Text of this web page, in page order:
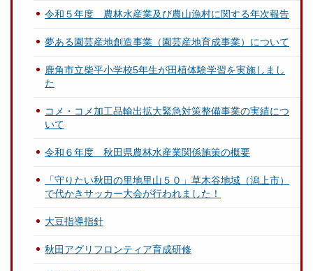
令和５年度 農林水産業及び農山漁村に関する年次報告
夢ある園芸産地創造事業（園芸産地育成事業）について
鹿角市立柴平小学校5年生が田植体験学習を実施しまし
た
コメ・コメ加工品輸出拡大緊急対策整備事業の実績につ
いて
令和６年度 秋田県農林水産業関係施策の概要
「守りたい秋田の里地里山５０」草木谷地域（潟上市）
で代かきサッカー大会が行われました！
大豆指導指針
秋田アグリフロンティア育成研修